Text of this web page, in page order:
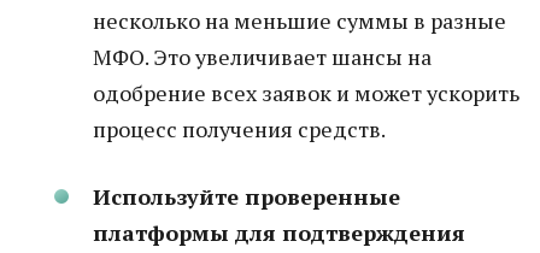
несколько на меньшие суммы в разные
МФО. Это увеличивает шансы на
одобрение всех заявок и может ускорить
процесс получения средств.
Используйте проверенные
платформы для подтверждения